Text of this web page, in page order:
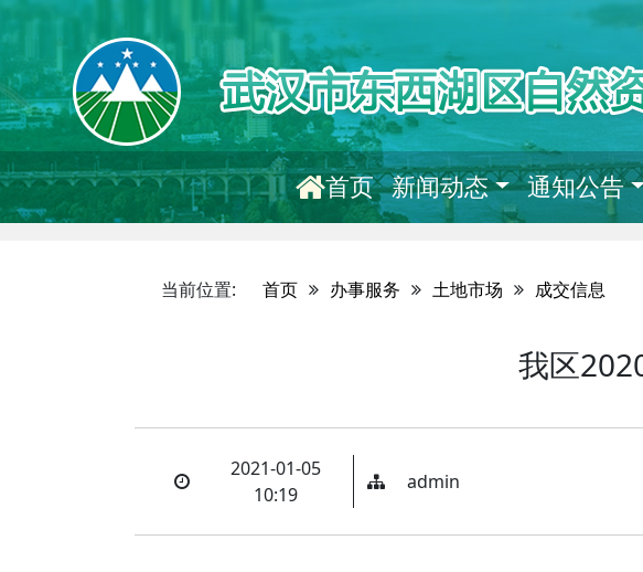
首页 新闻动态 通知公告
当前位置: 首页 办事服务 土地市场 成交信息
我区
2021-01-05
10:19
admin